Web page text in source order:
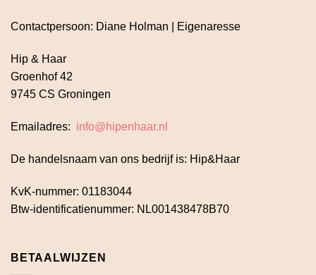
Contactpersoon: Diane Holman | Eigenaresse
Hip & Haar
Groenhof 42
9745 CS Groningen
Emailadres: info@hipenhaar.nl
De handelsnaam van ons bedrijf is: Hip&Haar
KvK-nummer: 01183044
Btw-identificatienummer: NL001438478B70
BETAALWIJZEN